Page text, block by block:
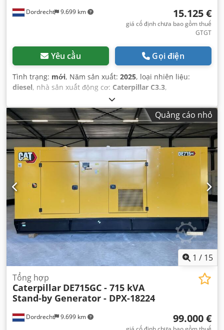
Dordrecht 9.699 km 15.125 €
giá cố định chưa bao gồm thuế
GTGT
Yêu cầu Gọi điện
Tình trạng: mới, Năm sản xuất: 2025, loại nhiên liệu:
diesel, nhà sản xuất động cơ: Caterpillar C3.3,
Quảng cáo nhỏ
1 / 15
Dordrecht 9.699 km
Tổng hợp
Caterpillar DE715GC - 715 kVA
Stand-by Generator - DPX-18224
99.000 €